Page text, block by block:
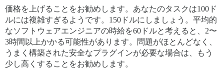
価格を上げることをお勧めします。あなたのタスクは100ド
ルには複雑すぎるようです。150ドルにしましょう。平均的
なソフトウェアエンジニアの時給を60ドルと考えると、2〜
3時間以上かかる可能性があります。問題がほとんどなく、
うまく構築された安全なプラグインが必要な場合は、もう
少し高くすることをお勧めします。